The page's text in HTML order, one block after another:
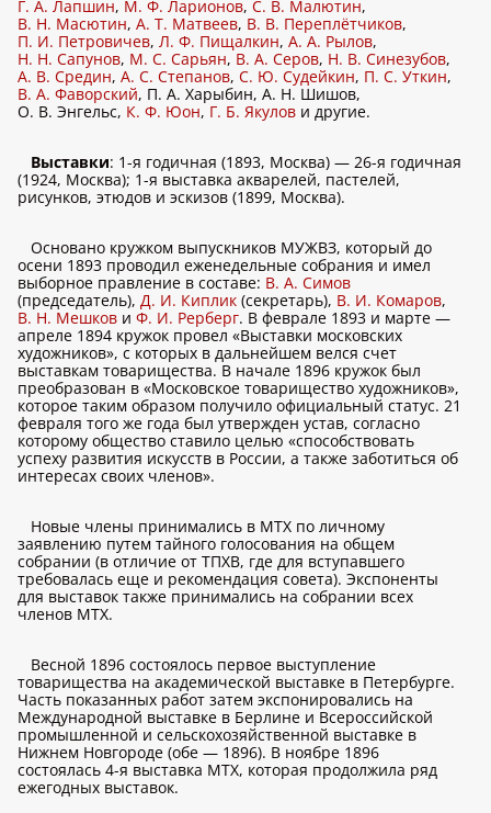
Г. А. Лапшин, М. Ф. Ларионов, С. В. Малютин,
В. Н. Масютин, А. Т. Матвеев, В. В. Переплётчиков,
П. И. Петровичев, Л. Ф. Пищалкин, А. А. Рылов,
Н. Н. Сапунов, М. С. Сарьян, В. А. Серов, Н. В. Синезубов,
А. В. Средин, А. С. Степанов, С. Ю. Судейкин, П. С. Уткин,
В. А. Фаворский, П. А. Харыбин, А. Н. Шишов,
О. В. Энгельс, К. Ф. Юон, Г. Б. Якулов и другие.
Выставки: 1-я годичная (1893, Москва) — 26-я годичная
(1924, Москва); 1-я выставка акварелей, пастелей,
рисунков, этюдов и эскизов (1899, Москва).
Основано кружком выпускников МУЖВЗ, который до
осени 1893 проводил еженедельные собрания и имел
выборное правление в составе: В. А. Симов
(председатель), Д. И. Киплик (секретарь), В. И. Комаров,
В. Н. Мешков и Ф. И. Рерберг. В феврале 1893 и марте —
апреле 1894 кружок провел «Выставки московских
художников», с которых в дальнейшем велся счет
выставкам товарищества. В начале 1896 кружок был
преобразован в «Московское товарищество художников»,
которое таким образом получило официальный статус. 21
февраля того же года был утвержден устав, согласно
которому общество ставило целью «способствовать
успеху развития искусств в России, а также заботиться об
интересах своих членов».
Новые члены принимались в МТХ по личному
заявлению путем тайного голосования на общем
собрании (в отличие от ТПХВ, где для вступавшего
требовалась еще и рекомендация совета). Экспоненты
для выставок также принимались на собрании всех
членов МТХ.
Весной 1896 состоялось первое выступление
товарищества на академической выставке в Петербурге.
Часть показанных работ затем экспонировались на
Международной выставке в Берлине и Всероссийской
промышленной и сельскохозяйственной выставке в
Нижнем Новгороде (обе — 1896). В ноябре 1896
состоялась 4-я выставка МТХ, которая продолжила ряд
ежегодных выставок.